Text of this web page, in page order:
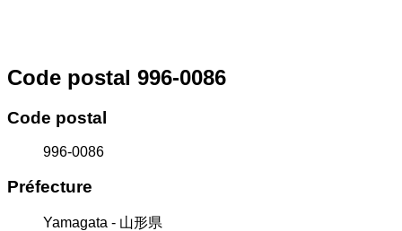
Code postal 996-0086
Code postal
996-0086
Préfecture
Yamagata - 山形県